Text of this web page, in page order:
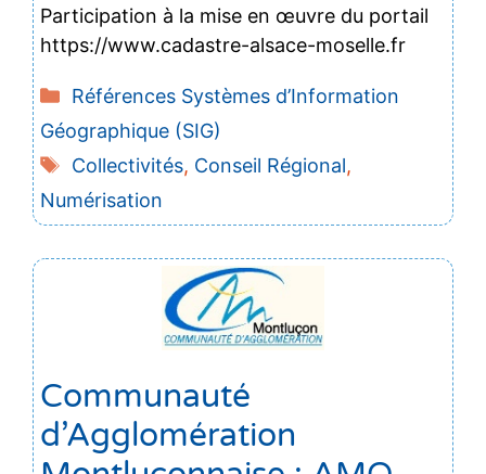
Participation à la mise en œuvre du portail
https://www.cadastre-alsace-moselle.fr
Catégories
Références Systèmes d’Information
Géographique (SIG)
Étiquettes
Collectivités, Conseil Régional,
Numérisation
Communauté
d’Agglomération